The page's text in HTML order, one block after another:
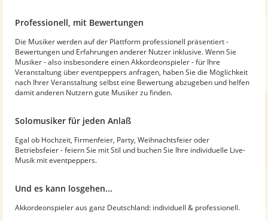
Professionell, mit Bewertungen
Die Musiker werden auf der Plattform professionell präsentiert -
Bewertungen und Erfahrungen anderer Nutzer inklusive. Wenn Sie
Musiker - also insbesondere einen Akkordeonspieler - für Ihre
Veranstaltung über eventpeppers anfragen, haben Sie die Möglichkeit
nach Ihrer Veranstaltung selbst eine Bewertung abzugeben und helfen
damit anderen Nutzern gute Musiker zu finden.
Solomusiker für jeden Anlaß
Egal ob Hochzeit, Firmenfeier, Party, Weihnachtsfeier oder
Betriebsfeier - feiern Sie mit Stil und buchen Sie Ihre individuelle Live-
Musik mit eventpeppers.
Und es kann losgehen...
Akkordeonspieler aus ganz Deutschland: individuell & professionell.